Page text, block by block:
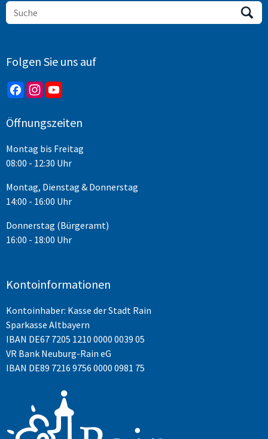
Folgen Sie uns auf
Öffnungszeiten
Montag bis Freitag
08:00 - 12:30 Uhr
Montag, Dienstag & Donnerstag
14:00 - 16:00 Uhr
Donnerstag (Bürgeramt)
16:00 - 18:00 Uhr
Kontoinformationen
Kontoinhaber: Kasse der Stadt Rain
Sparkasse Altbayern
IBAN DE67 7205 1210 0000 0039 05
VR Bank Neuburg-Rain eG
IBAN DE89 7216 9756 0000 0981 75